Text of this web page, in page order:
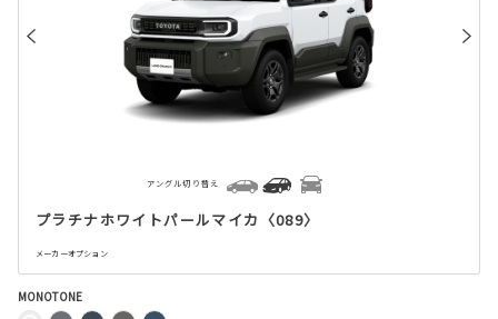
プラチナホワイトパールマイカ〈089〉
メーカーオプション
アングル切り替え
MONOTONE